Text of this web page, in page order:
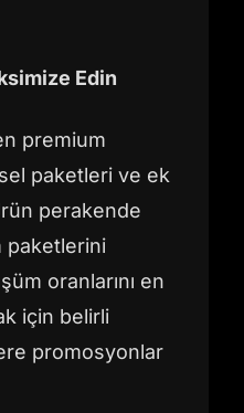
Edin
premium
paketleri ve ek
perakende
paketlerini
oranlarını en
için belirli
promosyonlar